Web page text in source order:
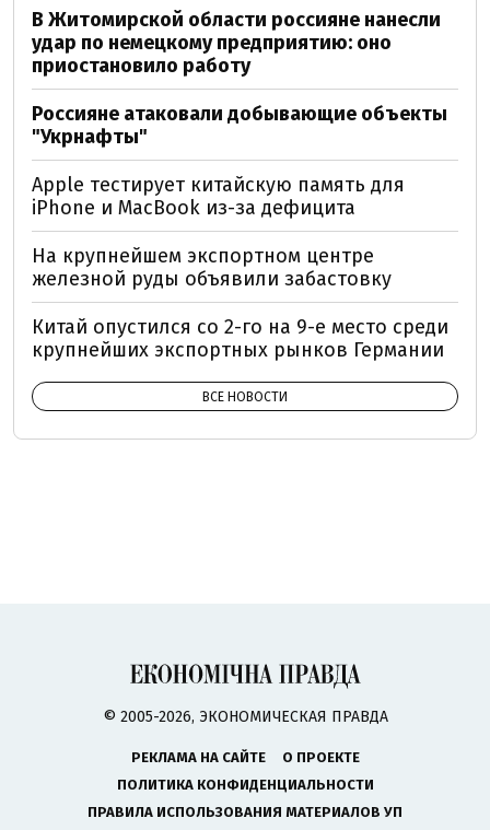
В Житомирской области россияне нанесли
удар по немецкому предприятию: оно
приостановило работу
Россияне атаковали добывающие объекты
"Укрнафты"
Apple тестирует китайскую память для
iPhone и MacBook из-за дефицита
На крупнейшем экспортном центре
железной руды объявили забастовку
Китай опустился со 2-го на 9-е место среди
крупнейших экспортных рынков Германии
ВСЕ НОВОСТИ
© 2005-2026, ЭКОНОМИЧЕСКАЯ ПРАВДА
РЕКЛАМА НА САЙТЕ
О ПРОЕКТЕ
ПОЛИТИКА КОНФИДЕНЦИАЛЬНОСТИ
ПРАВИЛА ИСПОЛЬЗОВАНИЯ МАТЕРИАЛОВ УП